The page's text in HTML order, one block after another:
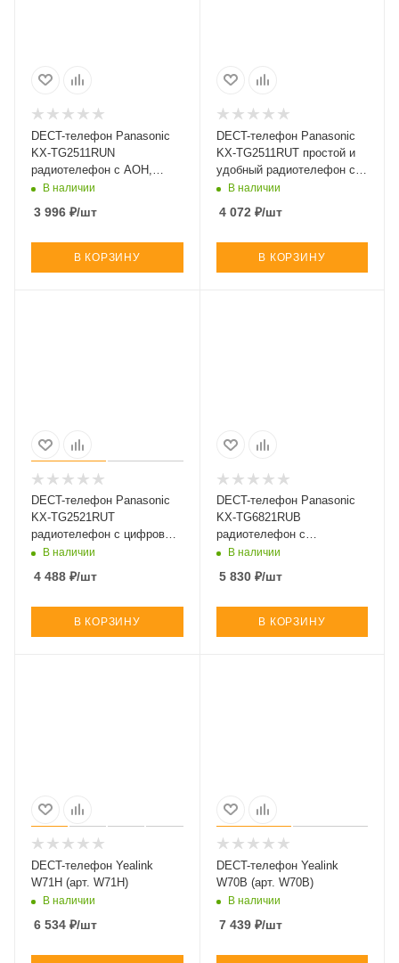
DECT-телефон Panasonic
KX-TG2511RUN
радиотелефон с АОН,
Caller ID и телефонным
TG2511RUN)
В наличии
3 996 ₽/шт
В КОРЗИНУ
DECT-телефон Panasonic
KX-TG2511RUT простой и
удобный радиотелефон с
АОН, Caller ID (арт. KX-
В наличии
4 072 ₽/шт
В КОРЗИНУ
DECT-телефон Panasonic
KX-TG2521RUT
радиотелефон с цифровым
автоответчиком (арт. KX-
TG2521RUT)
В наличии
4 488 ₽/шт
В КОРЗИНУ
DECT-телефон Panasonic
KX-TG6821RUB
радиотелефон с
расширенными
интеллектуальными
функциями (арт. KX-
В наличии
5 830₽/шт
В КОРЗИНУ
DECT-телефон Yealink
W71H (арт. W71H)
В наличии
6 534 ₽/шт
DECT-телефон Yealink
W70B (арт. W70B)
В наличии
7 439₽/шт